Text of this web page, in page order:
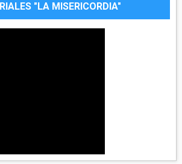
"LA MISERICORDIA"